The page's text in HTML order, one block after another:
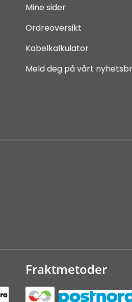
Mine sider
Ordreoversikt
Kabelkalkulator
Meld deg på vårt
Fraktmetoder